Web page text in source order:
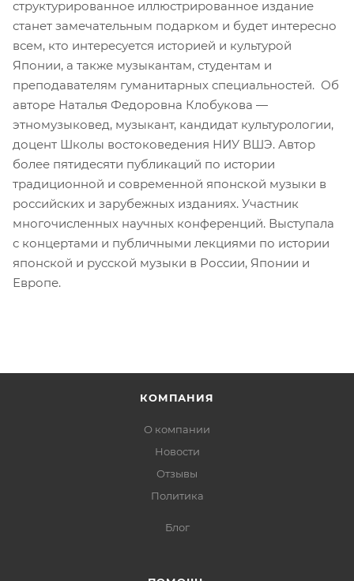
структурированное иллюстрированное издание
станет замечательным подарком и будет интересно
всем, кто интересуется историей и культурой
Японии, а также музыкантам, студентам и
преподавателям гуманитарных специальностей. Об
авторе Наталья Федоровна Клобукова —
этномузыковед, музыкант, кандидат культурологии,
доцент Школы востоковедения НИУ ВШЭ. Автор
более пятидесяти публикаций по истории
традиционной и современной японской музыки в
российских и зарубежных изданиях. Участник
многочисленных научных конференций. Выступала
с концертами и публичными лекциями по истории
японской и русской музыки в России, Японии и
Европе.
КОМПАНИЯ
О компании
Новости
Отзывы
Политика
Блог